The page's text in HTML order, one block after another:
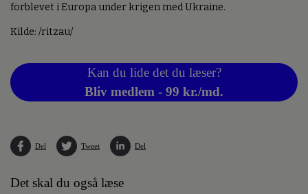
forblevet i Europa under krigen med Ukraine.
Kilde: /ritzau/
Kan du lide det du læser?
Bliv medlem - 99 kr./md.
Del Tweet Del
Det skal du også læse